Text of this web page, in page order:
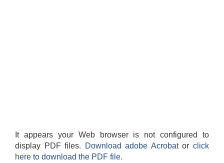
It appears your Web browser is not configured to
display PDF files.
Download adobe Acrobatorclick
here to download the PDF file.